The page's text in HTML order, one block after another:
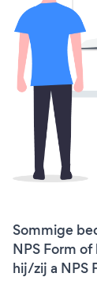
Sommige
NPS Form
hij/zij a NPS